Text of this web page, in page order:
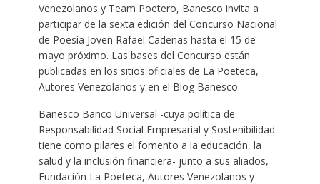
Venezolanos y Team Poetero, Banesco invita a
participar de la sexta edición del Concurso Nacional
de Poesía Joven Rafael Cadenas hasta el 15 de
mayo próximo. Las bases del Concurso están
publicadas en los sitios oficiales de La Poeteca,
Autores Venezolanos y en el Blog Banesco.
Banesco Banco Universal -cuya política de
Responsabilidad Social Empresarial y Sostenibilidad
tiene como pilares el fomento a la educación, la
salud y la inclusión financiera- junto a sus aliados,
Fundación La Poeteca, Autores Venezolanos y